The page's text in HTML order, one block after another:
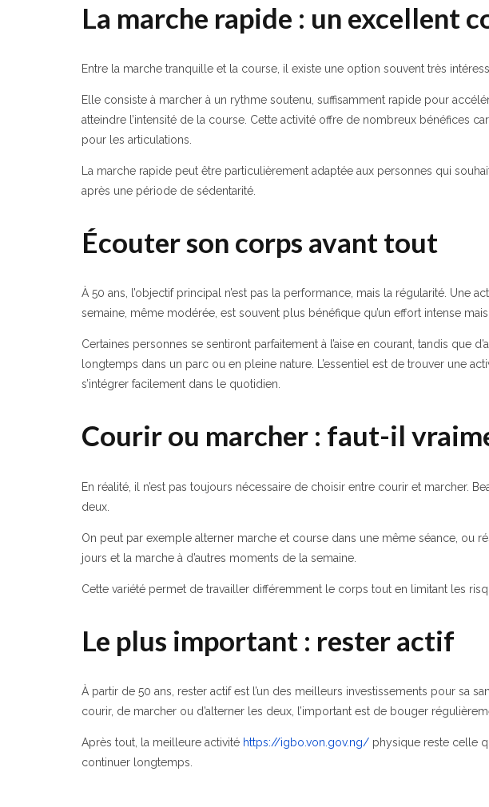
La marche rapide : un excellent
Entre la marche tranquille et la course, il existe une option souvent très
Elle consiste à marcher à un rythme soutenu, suffisamment rapide pour
atteindre l’intensité de la course. Cette activité offre de nombreux bénéfices
pour les articulations.
La marche rapide peut être particulièrement adaptée aux personnes qui
après une période de sédentarité.
Écouter son corps avant tout
À 50 ans, l’objectif principal n’est pas la performance, mais la régularité. Une
semaine, même modérée, est souvent plus bénéfique qu’un effort intense
Certaines personnes se sentiront parfaitement à l’aise en courant, tandis que
longtemps dans un parc ou en pleine nature. L’essentiel est de trouver une
s’intégrer facilement dans le quotidien.
Courir ou marcher : faut-il
En réalité, il n’est pas toujours nécessaire de choisir entre courir et marcher.
deux.
On peut par exemple alterner marche et course dans une même séance, ou
jours et la marche à d’autres moments de la semaine.
Cette variété permet de travailler différemment le corps tout en limitant les
Le plus important : rester actif
À partir de 50 ans, rester actif est l’un des meilleurs investissements pour sa
courir, de marcher ou d’alterner les deux, l’important est de bouger
Après tout, la meilleure activité https://igbo.von.gov.ng/ physique reste celle
continuer longtemps.